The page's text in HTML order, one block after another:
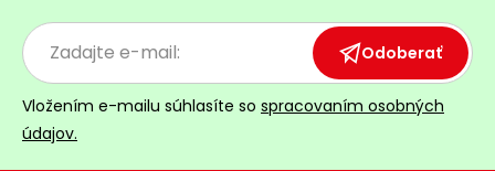
Odoberať
Vložením e-mailu súhlasíte so spracovaním osobných
údajov.